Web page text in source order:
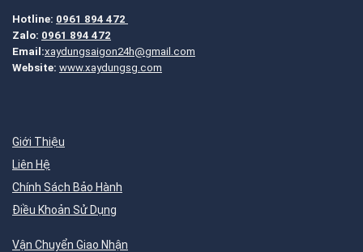
Hotline: 0961 894 472
Zalo: 0961 894 472
Email:xaydungsaigon24h@gmail.com
Website: www.xaydungsg.com
Giới Thiệu
Liên Hệ
Chính Sách Bảo Hành
Điều Khoản Sử Dụng
Vận Chuyển Giao Nhận